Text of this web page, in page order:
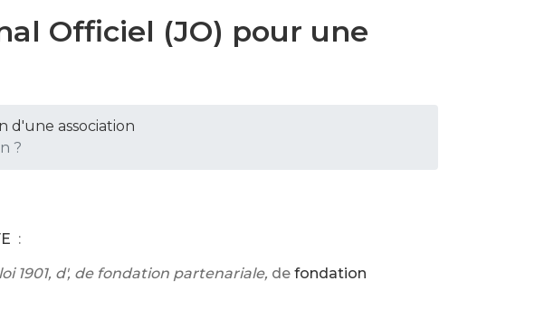
Officiel (JO) pour une
d'une association
?
:
1901, d', de fondation partenariale, de fondation